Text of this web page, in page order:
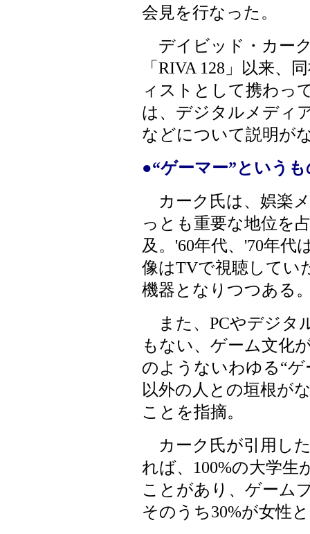
会見を行なった。
デイビッド・カー
「RIVA 128」以来、
ィストとして携わっ
は、デジタルメディ
などについて説明が
●“ゲーマー”という
カーク氏は、娯楽
っとも重要な地位を
及。'60年代、'70年
像はTVで視聴してい
機器となりつつある
また、PCやデジタ
もない、ゲーム文化
のようないわゆる“
以外の人との垣根が
ことを指摘。
カーク氏が引用し
れば、100%の大学
ことがあり、ゲーム
そのうち30%が女性